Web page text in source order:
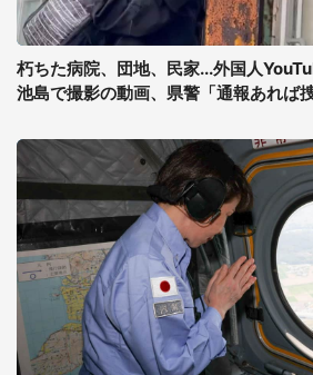
朽ちた病院、団地、民家...外国人
池島で撮影の動画、県警「通報あれば捜